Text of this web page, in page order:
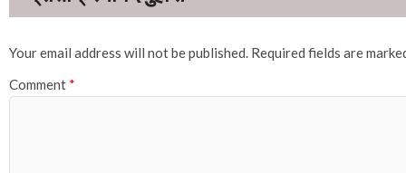
Your email address will not be published. Required fields are
Comment *